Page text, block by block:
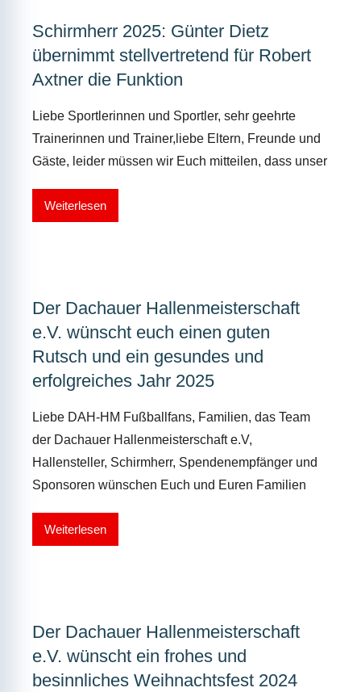
Schirmherr 2025: Günter Dietz
übernimmt stellvertretend für Robert
Axtner die Funktion
Liebe Sportlerinnen und Sportler, sehr geehrte
Trainerinnen und Trainer,liebe Eltern, Freunde und
Gäste, leider müssen wir Euch mitteilen, dass unser
Weiterlesen
Der Dachauer Hallenmeisterschaft
e.V. wünscht euch einen guten
Rutsch und ein gesundes und
erfolgreiches Jahr 2025
Liebe DAH-HM Fußballfans, Familien, das Team
der Dachauer Hallenmeisterschaft e.V,
Hallensteller, Schirmherr, Spendenempfänger und
Sponsoren wünschen Euch und Euren Familien
Weiterlesen
Der Dachauer Hallenmeisterschaft
e.V. wünscht ein frohes und
besinnliches Weihnachtsfest 2024